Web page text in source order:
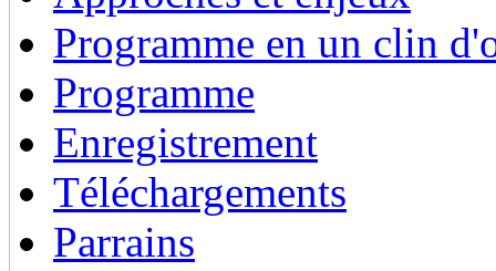
Programme en un clin
Programme
Enregistrement
Téléchargements
Parrains